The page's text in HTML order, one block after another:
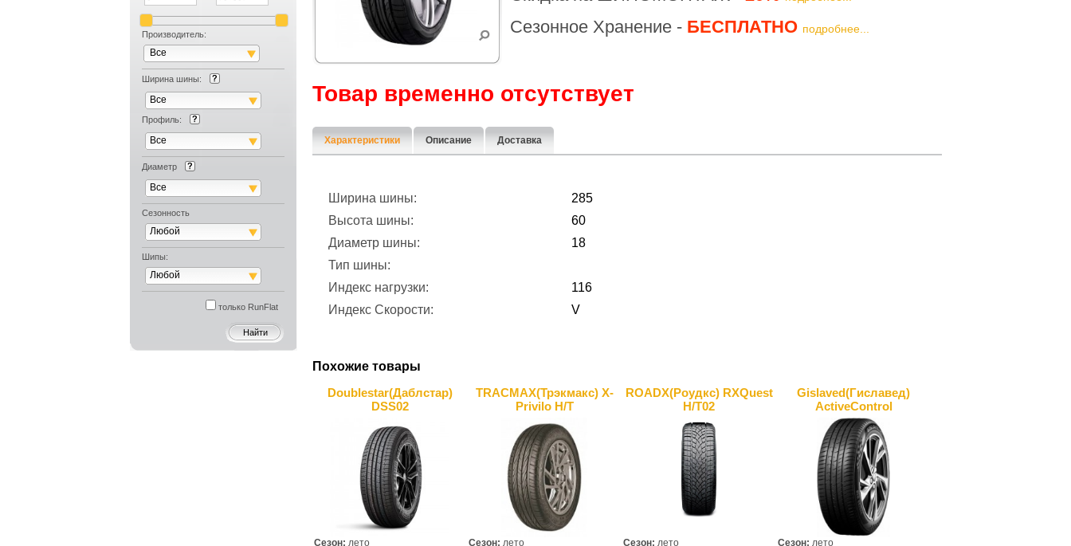
Производитель:
Все
Ширина шины:
Все
Профиль:
Все
Диаметр
Все
Сезонность
Любой
Шипы:
Любой
только RunFlat
Сезонное Хранение - БЕСПЛАТНО подробнее...
Товар временно отсутствует
Характеристики Описание Доставка
Ширина шины:
285
Высота шины:
60
Диаметр шины:
18
Тип шины:
Индекс нагрузки:
116
Индекс Скорости:
V
Похожие товары
Doublestar(Даблcтар)
DSS02
Сезон: лето
TRACMAX(Трэкмакс) X-
Privilo H/T
Сезон: лето
ROADX(Роудкс) RXQuest
H/T02
Сезон: лето
Gislaved(Гиславед)
ActiveControl
Сезон: лето